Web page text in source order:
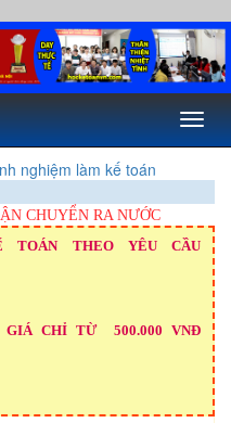
Toggle
nghiệm làm kế toán
CHUYỂN RA NƯỚC
TOÁN THEO YÊU CẦU
GIÁ CHỈ TỪ 500.000 VNĐ